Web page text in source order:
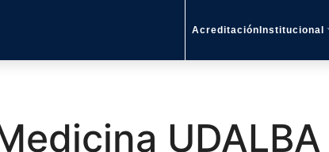
AcreditaciónInstitucional
UDALBA